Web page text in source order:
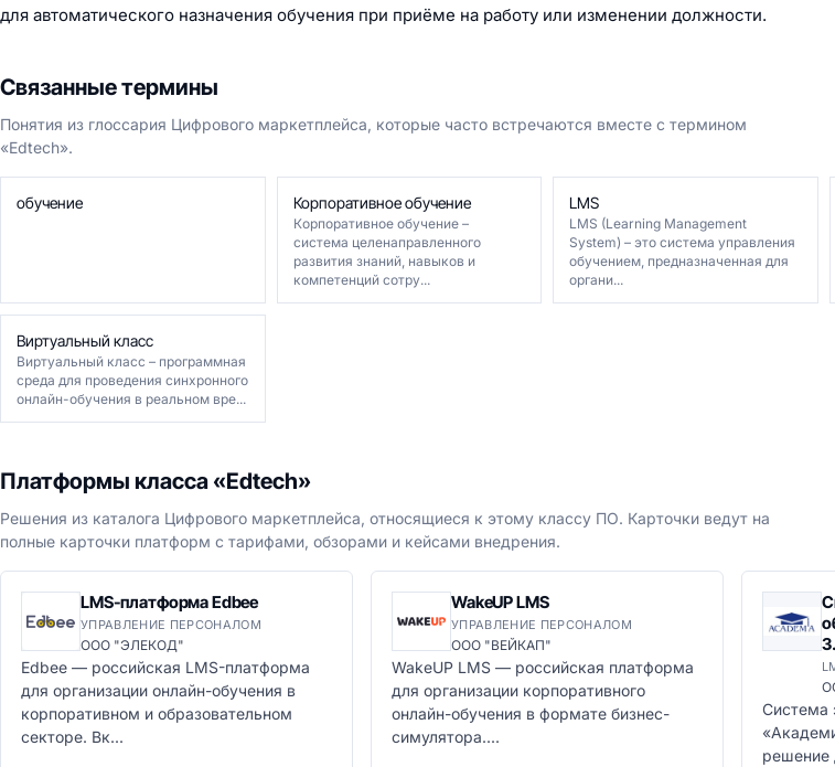
для автоматического назначения обучения при приёме на работу или изменении должности.
Связанные термины
Понятия из глоссария Цифрового маркетплейса, которые часто встречаются вместе с термином
«Edtech».
обучение Корпоративное обучение
Корпоративное обучение –
система целенаправленного
развития знаний, навыков и
компетенций сотру...
LMS
LMS (Learning Management
System) – это система управления
обучением, предназначенная для
органи...
Виртуальный класс
Виртуальный класс – программная
среда для проведения синхронного
онлайн-обучения в реальном вре...
Платформы класса «Edtech»
Решения из каталога Цифрового маркетплейса, относящиеся к этому классу ПО. Карточки ведут на
полные карточки платформ с тарифами, обзорами и кейсами внедрения.
LMS-платформа Edbee
УПРАВЛЕНИЕ ПЕРСОНАЛОМ
ООО "ЭЛЕКОД"
Edbee — российская LMS-платформа
для организации онлайн-обучения в
корпоративном и образовательном
секторе. Вк...
WakeUP LMS
УПРАВЛЕНИЕ ПЕРСОНАЛОМ
ООО "ВЕЙКАП"
WakeUP LMS — российская платформа
для организации корпоративного
онлайн-обучения в формате бизнес-
симулятора....
Система
решение